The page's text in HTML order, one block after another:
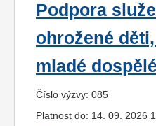
Podpora
ohrožené
mladé
Číslo výzvy: 085
Platnost do: 14. 09. 2026